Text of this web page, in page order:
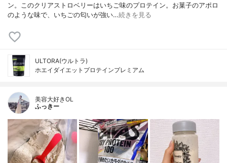
ン。このクリアストロベリーはいちご味のプロテイン。お菓子のアポロ
のような味で、いちごの匂いが強い…続きを見る
ULTORA(ウルトラ)
ホエイダイエットプロテインプレミアム
美容大好きOL
ふっきー